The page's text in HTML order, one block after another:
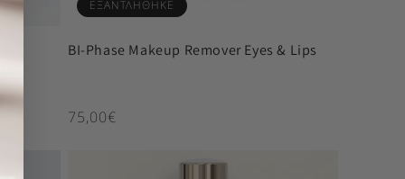
ΕΞΑΝΤΛΗΘΗΚΕ
BI-Phase Makeup Remover Eyes & Lips
Κανονική τιμή
75,00€